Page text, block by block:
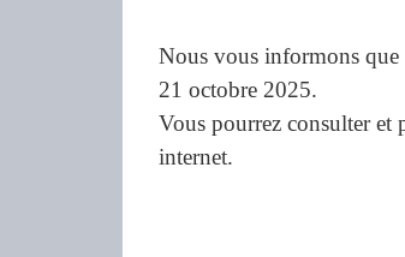
Nous vous informons que
21 octobre 2025.
Vous pourrez consulter et
internet.